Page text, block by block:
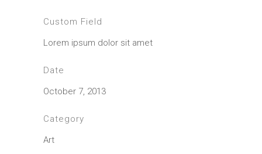
Custom Field
Lorem ipsum dolor sit amet
Date
October 7, 2013
Category
Art